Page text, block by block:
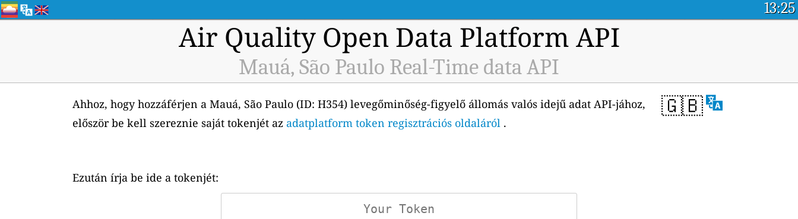
13:25
Air Quality Open Data Platform API
Mauá, São Paulo Real-Time data API
🇬🇧
Ahhoz, hogy hozzáférjen a Mauá, São Paulo (ID: H354) levegőminőség-figyelő állomás valós idejű adat API-jához,
először be kell szereznie saját tokenjét az adatplatform token regisztrációs oldaláról .
Ezután írja be ide a tokenjét: